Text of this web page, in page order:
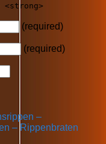
(required)
(required)
–
– Rippenbraten